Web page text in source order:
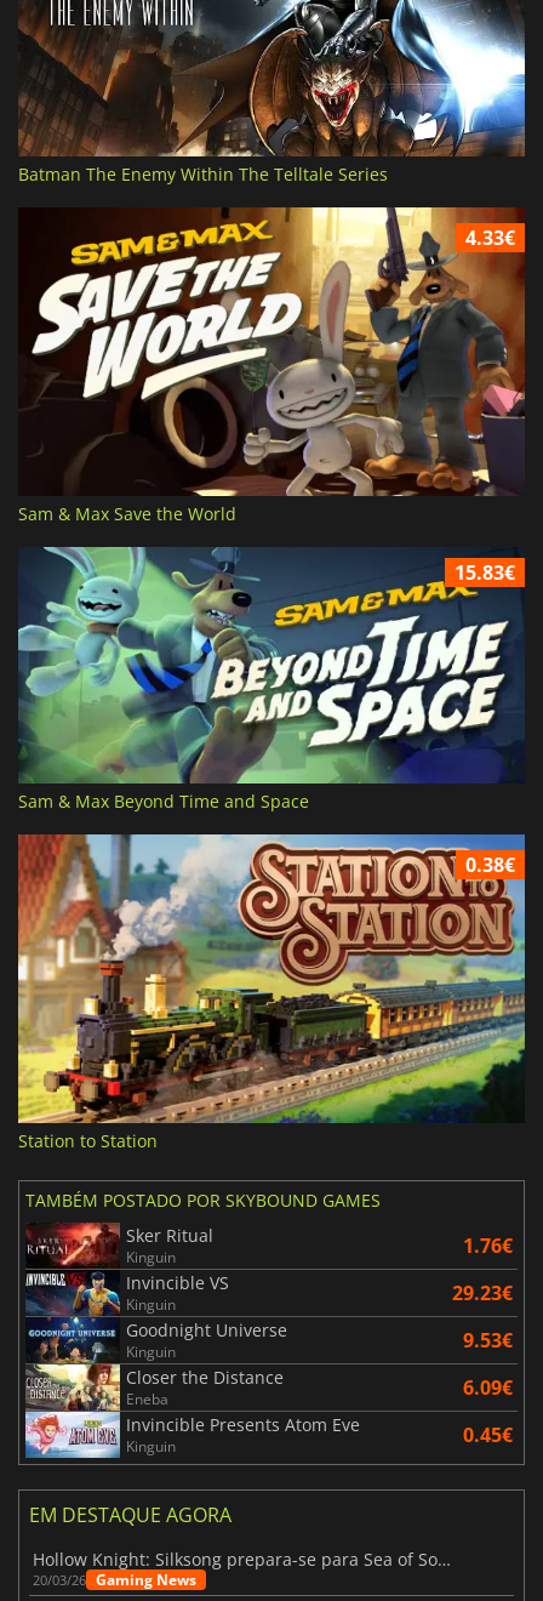
Batman The Enemy Within The Telltale Series
4.33€
Sam & Max Save the World
15.83€
Sam & Max Beyond Time and Space
0.38€
Station to Station
TAMBÉM POSTADO POR SKYBOUND GAMES
Sker Ritual
Kinguin 1.76€
Invincible VS
Kinguin 29.23€
Goodnight Universe
Kinguin 9.53€
Closer the Distance
Eneba 6.09€
Invincible Presents Atom Eve
Kinguin 0.45€
EM DESTAQUE AGORA
Hollow Knight: Silksong prepara-se para Sea of Sorrow com um patch
20/03/26 Gaming News